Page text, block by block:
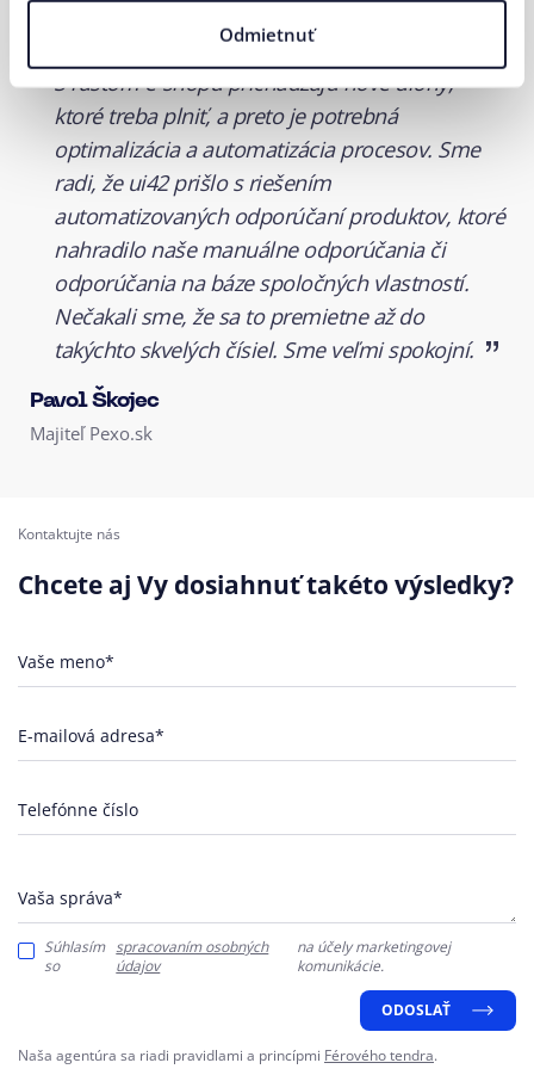
Odmietnuť
Recommender Pexo?
S rastom e-shopu prichádzajú nové úlohy,
ktoré treba plniť, a preto je potrebná
optimalizácia a automatizácia procesov. Sme
radi, že ui42 prišlo s riešením
automatizovaných odporúčaní produktov, ktoré
nahradilo naše manuálne odporúčania či
odporúčania na báze spoločných vlastností.
Nečakali sme, že sa to premietne až do
takýchto skvelých čísiel. Sme veľmi spokojní.
Pavol Škojec
Majiteľ Pexo.sk
Kontaktujte nás
Chcete aj Vy dosiahnuť takéto výsledky?
Vaše meno*
E-mailová adresa*
Telefónne číslo
Vaša správa*
Súhlasím
so
spracovaním osobných
údajov
na účely marketingovej
komunikácie.
ODOSLAŤ
Naša agentúra sa riadi pravidlami a princípmi Férového tendra.